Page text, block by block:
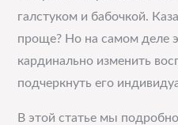
галстуком и бабочкой.
проще? Но на самом деле
кардинально изменить
подчеркнуть его
В этой статье мы